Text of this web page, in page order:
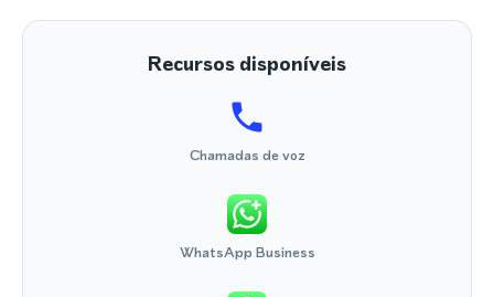
Recursos disponíveis
Chamadas de voz
WhatsApp Business